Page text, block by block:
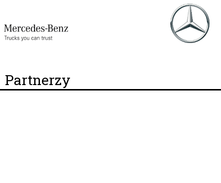
Partnerzy